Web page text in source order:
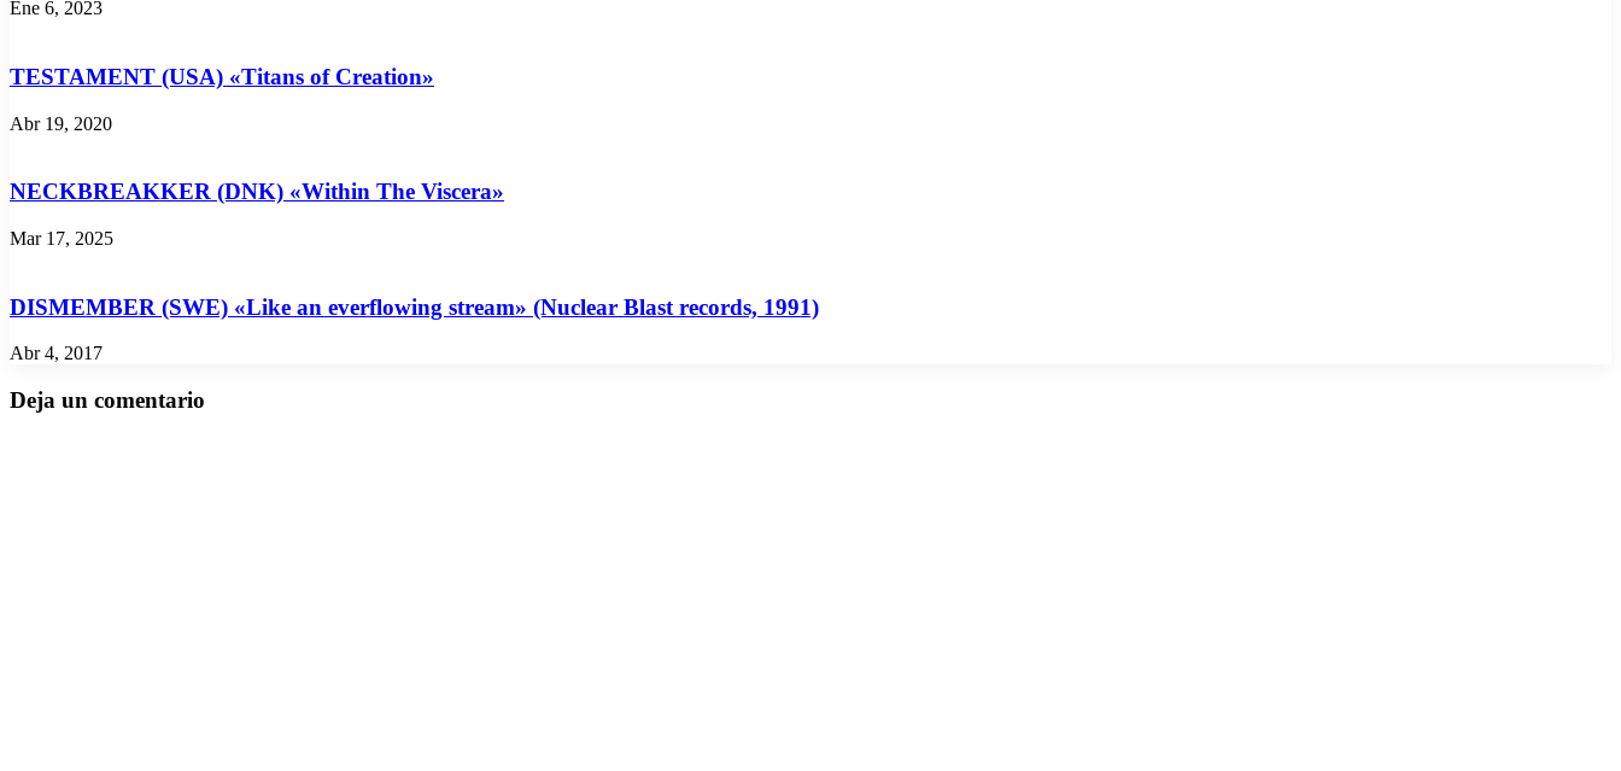
Ene 6, 2023
TESTAMENT (USA) «Titans of Creation»
Abr 19, 2020
NECKBREAKKER (DNK) «Within The Viscera»
Mar 17, 2025
DISMEMBER (SWE) «Like an everflowing stream» (Nuclear Blast records, 1991)
Abr 4, 2017
Deja un comentario